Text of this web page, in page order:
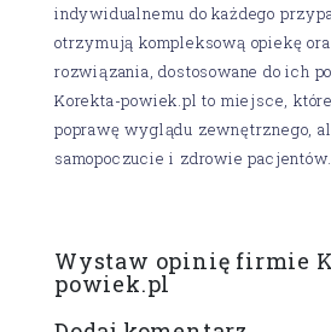
indywidualnemu do każdego
otrzymują kompleksową opiekę
rozwiązania, dostosowane do ich
Korekta-powiek.pl to miejsce,
poprawę wyglądu zewnętrznego,
samopoczucie i zdrowie pacjentów.
Wystaw opinię firmie
powiek.pl